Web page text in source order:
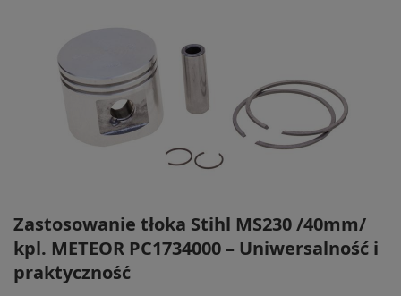
Zastosowanie tłoka Stihl MS230 /40mm/
kpl. METEOR PC1734000 – Uniwersalność i
praktyczność